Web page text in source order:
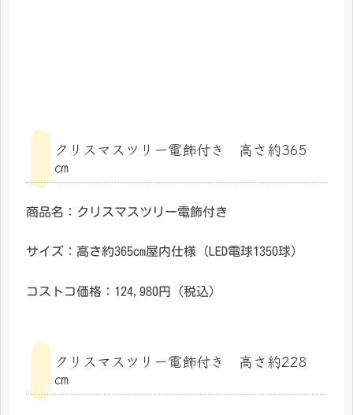
クリスマスツリー電飾付き 高さ約365
㎝
商品名：クリスマスツリー電飾付き
サイズ：高さ約365cm屋内仕様（LED電球1350球）
コストコ価格：124,980円（税込）
クリスマスツリー電飾付き 高さ約228
㎝